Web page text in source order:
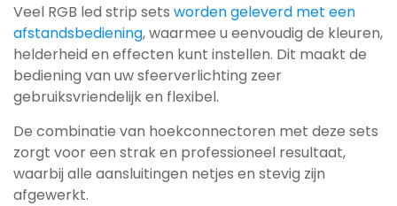
Veel RGB led strip sets worden geleverd met een
afstandsbediening, waarmee u eenvoudig de kleuren,
helderheid en effecten kunt instellen. Dit maakt de
bediening van uw sfeerverlichting zeer
gebruiksvriendelijk en flexibel.
De combinatie van hoekconnectoren met deze sets
zorgt voor een strak en professioneel resultaat,
waarbij alle aansluitingen netjes en stevig zijn
afgewerkt.